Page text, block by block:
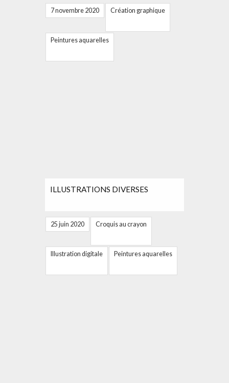
7 novembre 2020 Création graphique
Peintures aquarelles
ILLUSTRATIONS DIVERSES
25 juin 2020 Croquis au crayon
Illustration digitale Peintures aquarelles